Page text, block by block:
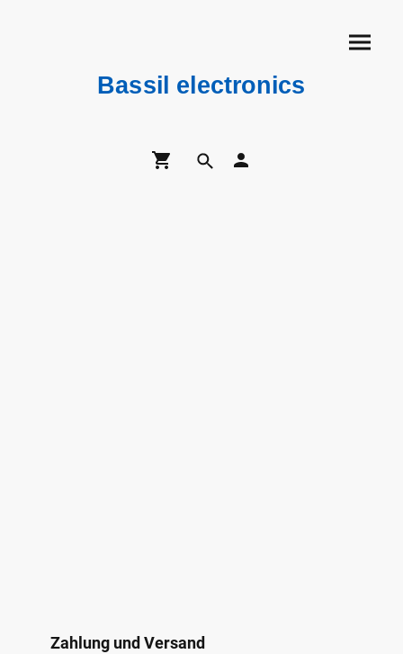
Bassil electronics
Zahlung und Versand